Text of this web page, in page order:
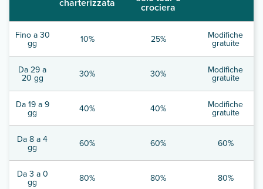
charterizzata crociera
Fino a 30
gg 10% 25% Modifiche
gratuite
Da 29 a
20 gg 30% 30% Modifiche
gratuite
Da 19 a 9
gg 40% 40% Modifiche
gratuite
Da 8 a 4
gg 60% 60% 60%
Da 3 a 0
gg 80% 80% 80%